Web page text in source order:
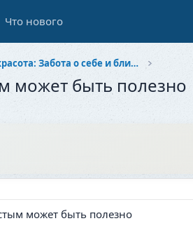
Что нового
Здоровье и красота: Забота о себе и близких
может быть полезно